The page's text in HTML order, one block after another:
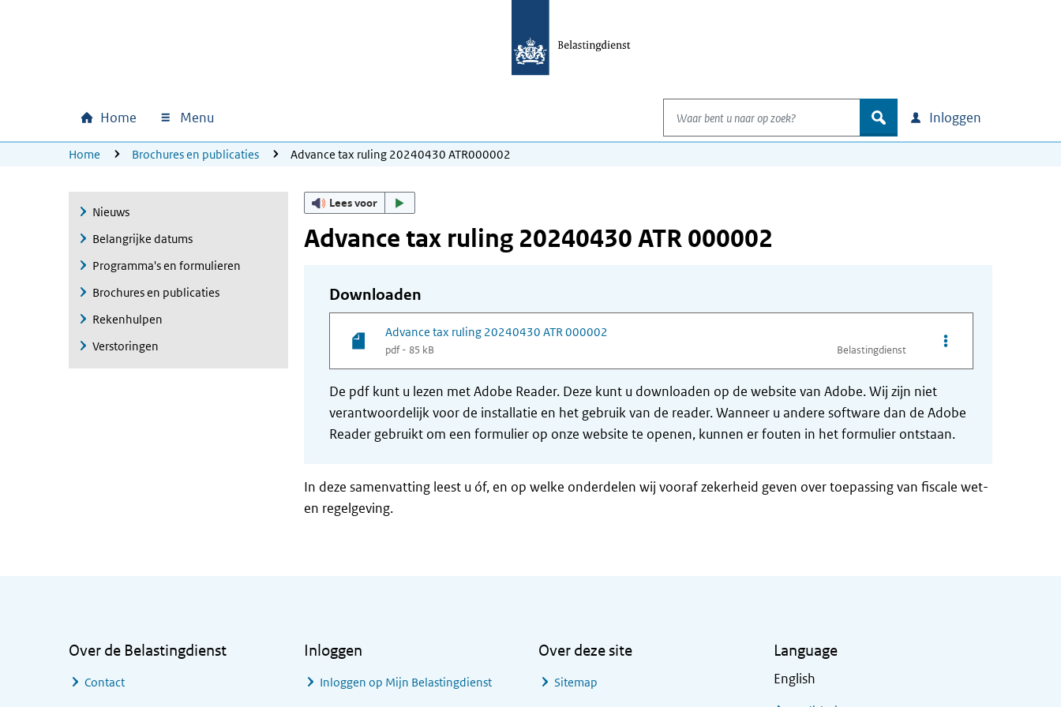
Hoofdnavigatie
Home Menu
Waar bent u naar op zoek?
zoek Inloggen
U bevindt zich hier:
Home Brochures en publicaties Advance tax ruling 20240430 ATR000002
Nieuws
Belangrijke datums
Programma's en formulieren
Brochures en publicaties
Rekenhulpen
Verstoringen
Lees voor
Advance tax ruling 20240430 ATR 000002
Downloaden
Advance tax ruling 20240430 ATR 000002
pdf - 85 kB Belastingdienst
Opties van bestand
De pdf kunt u lezen met Adobe Reader. Deze kunt u downloaden op de website van Adobe. Wij zijn niet
verantwoordelijk voor de installatie en het gebruik van de reader. Wanneer u andere software dan de Adobe
Reader gebruikt om een formulier op onze website te openen, kunnen er fouten in het formulier ontstaan.
In deze samenvatting leest u óf, en op welke onderdelen wij vooraf zekerheid geven over toepassing van fiscale wet-
en regelgeving.
Over de Belastingdienst
Contact
Inloggen
Inloggen op Mijn Belastingdienst
Over deze site
Sitemap
Language
English